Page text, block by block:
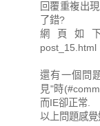
回覆重複出
了錯?
網頁如下
post_15.html
還有一個問
見"時
而IE卻正常.
以上問題感覺